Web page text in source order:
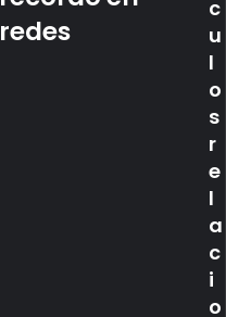
redes
c
u
l
o
s
r
e
l
a
c
i
o